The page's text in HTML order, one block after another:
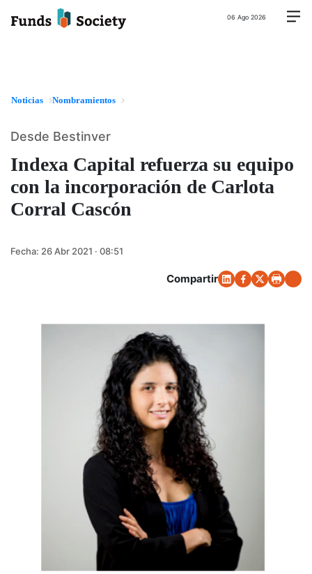
06 Ago 2026
Noticias Nombramientos
Indexa Capital refuerza su equipo
con la incorporación de Carlota
Corral Cascón
Desde Bestinver
Fecha: 26 Abr 2021 · 08:51
Compartir